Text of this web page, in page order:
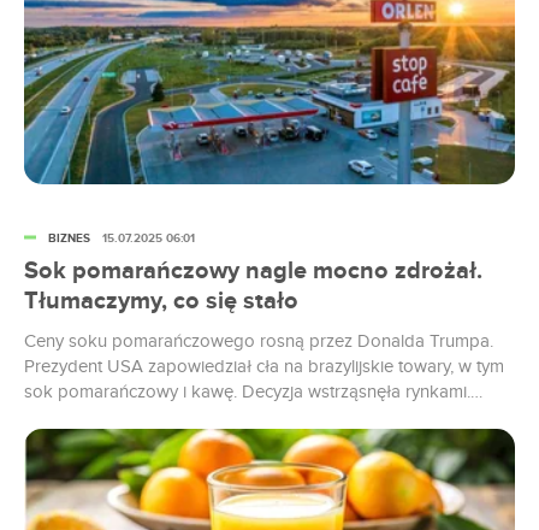
Sok pomarańczowy nagle mocno zdrożał.
Tłumaczymy, co się stało
Ceny soku pomarańczowego rosną przez Donalda Trumpa.
Prezydent USA zapowiedział cła na brazylijskie towary, w tym
sok pomarańczowy i kawę. Decyzja wstrząsnęła rynkami.
kultową komedię „Trading Places” („Nieoczekiwana zmiana
miejsc”) – tę z Danem Aykroydem i Eddiem Murphym, w której
cała giełda wariuje, bo dwóch starszych...
BIZNES 15.07.2025 06:01